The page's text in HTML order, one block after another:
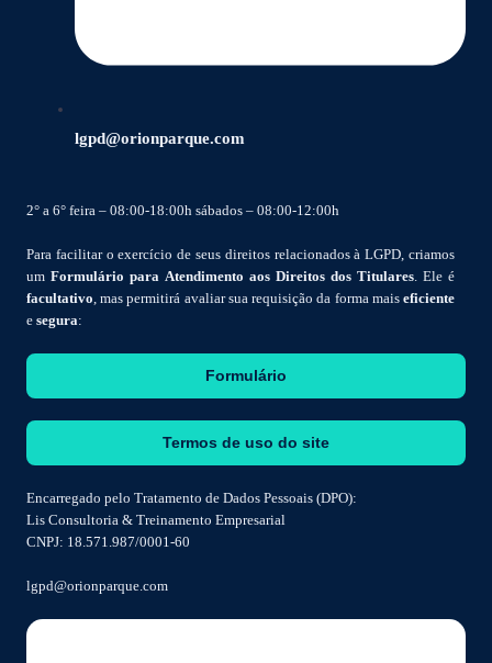
lgpd@orionparque.com
2° a 6° feira – 08:00-18:00h sábados – 08:00-12:00h
Para facilitar o exercício de seus direitos relacionados à LGPD, criamos
um Formulário para Atendimento aos Direitos dos Titulares . Ele é
facultativo , mas permitirá avaliar sua requisição da forma mais eficiente
e segura:
Formulário
Termos de uso do site
Encarregado pelo Tratamento de Dados Pessoais (DPO):
Lis Consultoria & Treinamento Empresarial
CNPJ: 18.571.987/0001-60
lgpd@orionparque.com